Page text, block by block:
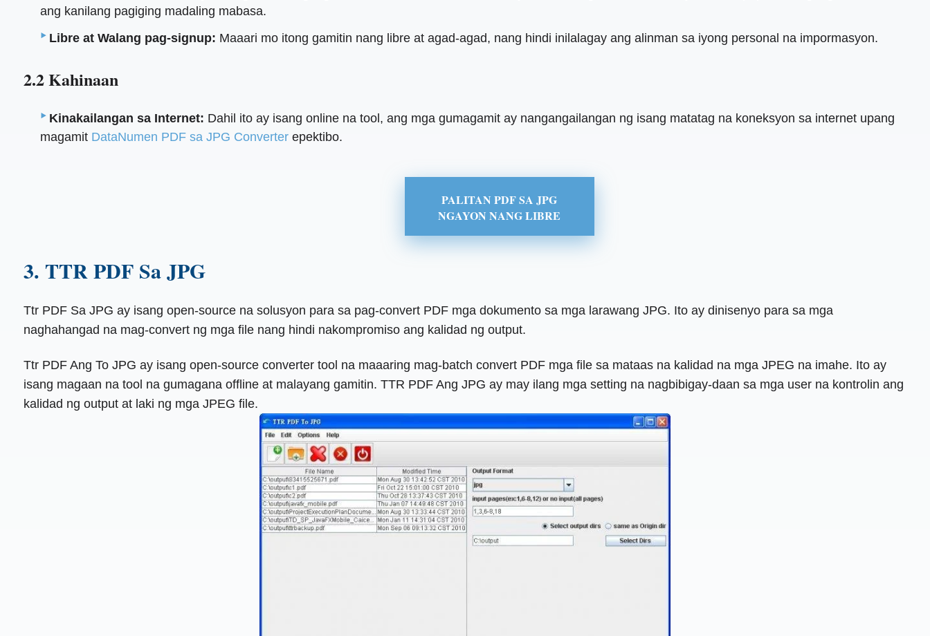
ang kanilang pagiging madaling mabasa.
Libre at Walang pag-signup: Maaari mo itong gamitin nang libre at agad-agad, nang hindi inilalagay ang alinman sa iyong personal na impormasyon.
2.2 Kahinaan
Kinakailangan sa Internet: Dahil ito ay isang online na tool, ang mga gumagamit ay nangangailangan ng isang matatag na koneksyon sa internet upang
magamit DataNumen PDF sa JPG Converter epektibo.
PALITAN PDF SA JPG
NGAYON NANG LIBRE
3. TTR PDF Sa JPG
Ttr PDF Sa JPG ay isang open-source na solusyon para sa pag-convert PDF mga dokumento sa mga larawang JPG. Ito ay dinisenyo para sa mga
naghahangad na mag-convert ng mga file nang hindi nakompromiso ang kalidad ng output.
Ttr PDF Ang To JPG ay isang open-source converter tool na maaaring mag-batch convert PDF mga file sa mataas na kalidad na mga JPEG na imahe. Ito ay
isang magaan na tool na gumagana offline at malayang gamitin. TTR PDF Ang JPG ay may ilang mga setting na nagbibigay-daan sa mga user na kontrolin ang
kalidad ng output at laki ng mga JPEG file.